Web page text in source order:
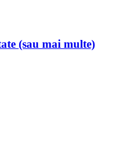
(sau mai multe)